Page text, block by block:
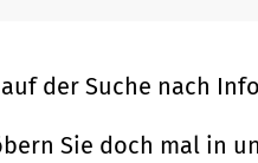
der Suche nach
Sie doch mal in